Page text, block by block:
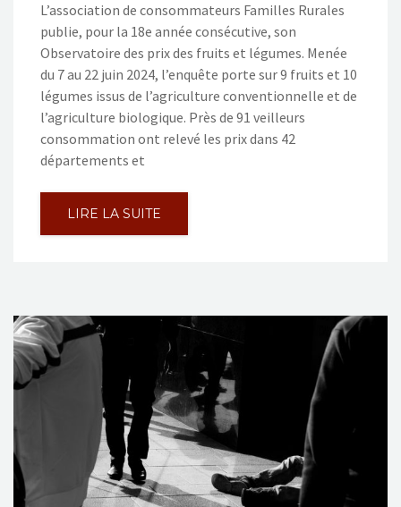
L’association de consommateurs Familles Rurales
publie, pour la 18e année consécutive, son
Observatoire des prix des fruits et légumes. Menée
du 7 au 22 juin 2024, l’enquête porte sur 9 fruits et 10
légumes issus de l’agriculture conventionnelle et de
l’agriculture biologique. Près de 91 veilleurs
consommation ont relevé les prix dans 42
départements et
LIRE LA SUITE